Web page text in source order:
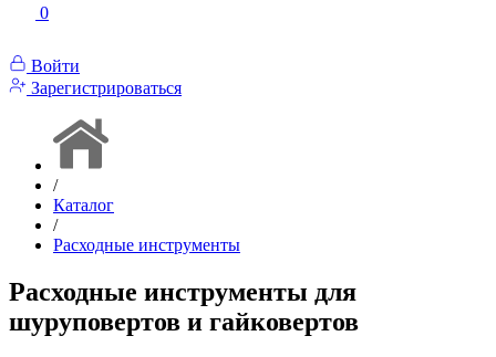
0
Войти
Зарегистрироваться
/
Каталог
/
Расходные инструменты
Расходные инструменты для
шуруповертов и гайковертов